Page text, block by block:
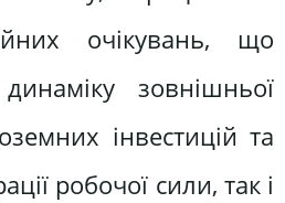
очікувань, що
зовнішньої
інвестицій та
робочої сили, так і